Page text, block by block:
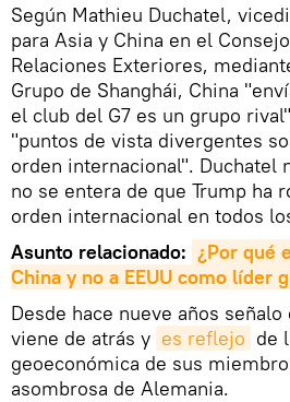
Según Mathieu Duchatel,
para Asia y China en el
Relaciones Exteriores,
Grupo de Shanghái, China
el club del G7 es un grupo
"puntos de vista divergentes
orden internacional". Duchatel
no se entera de que Trump ha
orden internacional en todos
Asunto relacionado: ¿Por qué
China y no a EEUU como líder
Desde hace nueve años
viene de atrás y es reflejo de
geoeconómica de sus
asombrosa de Alemania.